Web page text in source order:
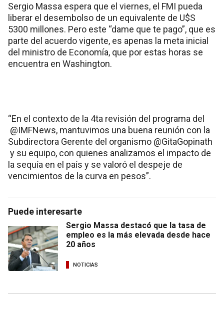
Sergio Massa espera que el viernes, el FMI pueda
liberar el desembolso de un equivalente de U$S
5300 millones. Pero este “dame que te pago”, que es
parte del acuerdo vigente, es apenas la meta inicial
del ministro de Economía, que por estas horas se
encuentra en Washington.
“En el contexto de la 4ta revisión del programa del
@IMFNews, mantuvimos una buena reunión con la
Subdirectora Gerente del organismo @GitaGopinath
y su equipo, con quienes analizamos el impacto de
la sequía en el país y se valoró el despeje de
vencimientos de la curva en pesos”.
Puede interesarte
Sergio Massa destacó que la tasa de
empleo es la más elevada desde hace
20 años
NOTICIAS